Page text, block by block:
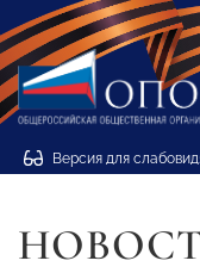
Версия для